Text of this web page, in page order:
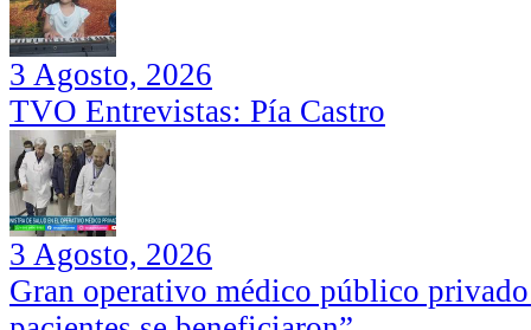
3 Agosto, 2026
TVO Entrevistas: Pía Castro
3 Agosto, 2026
Gran operativo médico público